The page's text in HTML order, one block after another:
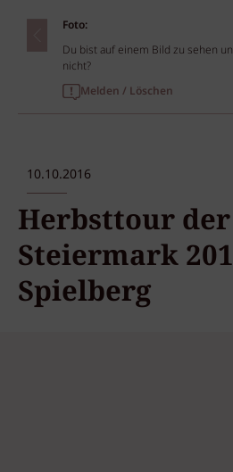
Foto:
Du bist auf einem Bild zu sehen
nicht?
Melden / Löschen
10.10.2016
Herbsttour
Steiermark
Spielberg